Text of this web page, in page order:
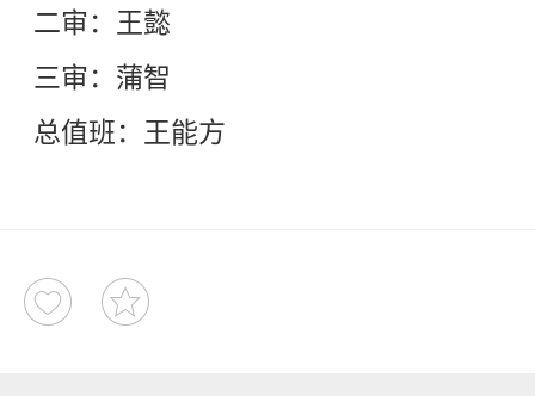
二审：王懿
三审：蒲智
总值班：王能方